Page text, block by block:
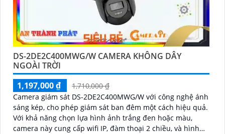
DS-2DE2C400MWG/W CAMERA KHÔNG DÂY
NGOÀI TRỜI
1,197,000 ₫
1,710,000 ₫
Camera giám sát DS-2DE2C400MWG/W với công nghệ ánh
sáng kép, cho phép giám sát ban đêm một cách hiệu quả.
Với khả năng chọn lựa hình ảnh trắng đen hoặc màu,
camera này cung cấp wifi IP, đàm thoại 2 chiều, và hình